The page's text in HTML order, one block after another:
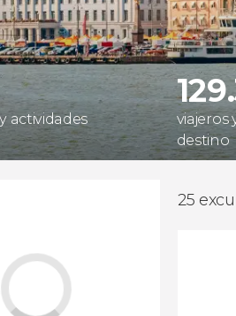
Turquía
actividades
viajeros
destino
25